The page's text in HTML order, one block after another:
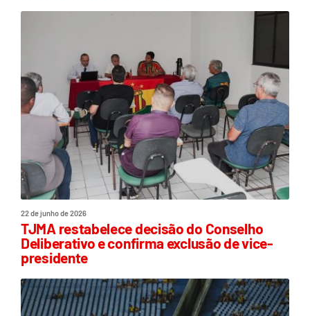
22 de junho de 2026
TJMA restabelece decisão do Conselho
Deliberativo e confirma exclusão de vice-
presidente